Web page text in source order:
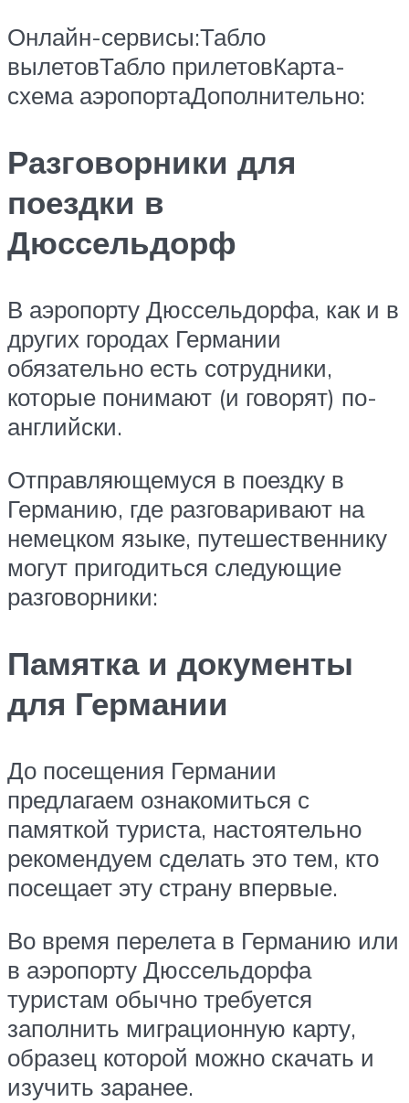
Онлайн-сервисы:Табло
вылетовТабло прилетовКарта-
схема аэропортаДополнительно:
Разговорники для
поездки в
Дюссельдорф
В аэропорту Дюссельдорфа, как и в
других городах Германии
обязательно есть сотрудники,
которые понимают (и говорят) по-
английски.
Отправляющемуся в поездку в
Германию, где разговаривают на
немецком языке, путешественнику
могут пригодиться следующие
разговорники:
Памятка и документы
для Германии
До посещения Германии
предлагаем ознакомиться с
памяткой туриста, настоятельно
рекомендуем сделать это тем, кто
посещает эту страну впервые.
Во время перелета в Германию или
в аэропорту Дюссельдорфа
туристам обычно требуется
заполнить миграционную карту,
образец которой можно скачать и
изучить заранее.